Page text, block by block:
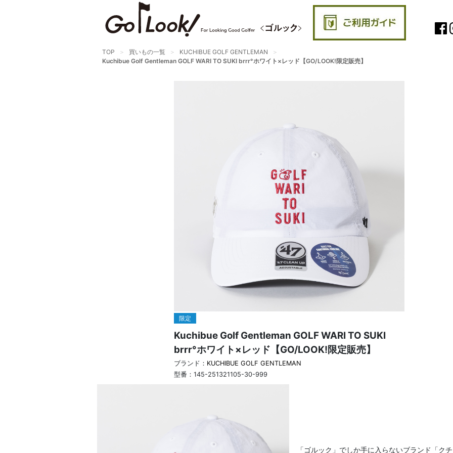
TOP 買いもの一覧
KUCHIBUE GOLF GENTLEMAN
Kuchibue Golf Gentleman GOLF WARI TO SUKI brrr°ホワイト×レッド【GO/LOOK!限定販売】
限定
Kuchibue Golf Gentleman GOLF WARI TO SUKI
brrr°ホワイト×レッド【GO/LOOK!限定販売】
ブランド： KUCHIBUE GOLF GENTLEMAN
型番： 145-251321105-30-999
「ゴルック」でしか手に入らないブランド「ク